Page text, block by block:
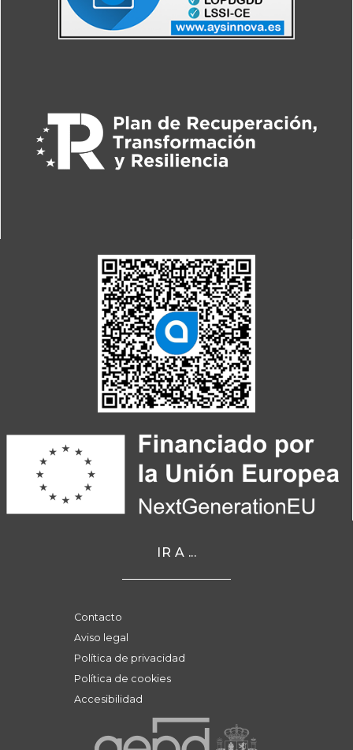
IR A ...
Contacto
Aviso legal
Política de privacidad
Política de cookies
Accesibilidad